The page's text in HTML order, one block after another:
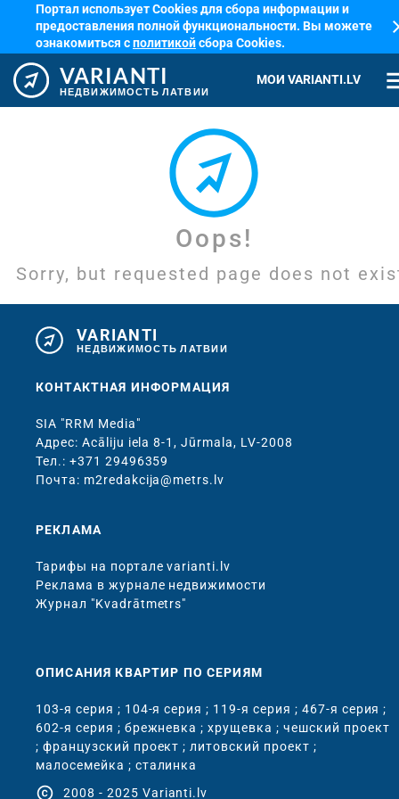
Портал использует Cookies для сбора информации и
предоставления полной функциональности. Вы можете
ознакомиться сполитикойсбора Cookies.
VARIANTI
НЕДВИЖИМОСТЬ ЛАТВИИ
МОИ VARIANTI.LV
Oops!
Sorry, but requested page does not
VARIANTI
НЕДВИЖИМОСТЬ ЛАТВИИ
КОНТАКТНАЯ ИНФОРМАЦИЯ
SIA "RRM Media"
Адрес: Acāliju iela 8-1, Jūrmala, LV-2008
Тел.: +371 29496359
Почта: m2redakcija@metrs.lv
РЕКЛАМА
Тарифы на портале varianti.lv
Реклама в журнале недвижимости
Журнал "Kvadrātmetrs"
ОПИСАНИЯ КВАРТИР ПО СЕРИЯМ
103-я серия ; 104-я серия ; 119-я серия ; 467-я серия ;
602-я серия ; брежневка ;хрущевка ; чешский проект
; французский проект ;литовский проект ;
малосемейка ; сталинка
copyright 2008 - 2025 Varianti.lv